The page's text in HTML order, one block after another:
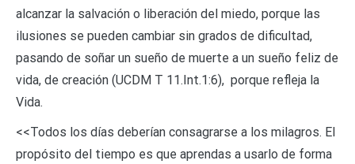
alcanzar la salvación o liberación del miedo, porque las
ilusiones se pueden cambiar sin grados de dificultad,
pasando de soñar un sueño de muerte a un sueño feliz de
vida, de creación (UCDM T 11.Int.1:6), porque refleja la
Vida.
<<Todos los días deberían consagrarse a los milagros. El
propó­sito del tiempo es que aprendas a usarlo de forma